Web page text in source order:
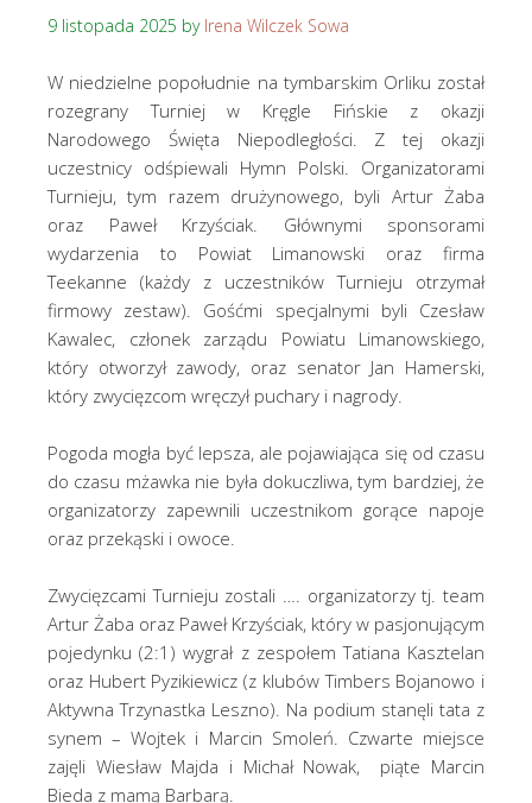
9 listopada 2025 by Irena Wilczek Sowa
W niedzielne popołudnie na tymbarskim Orliku został
rozegrany Turniej w Kręgle Fińskie z okazji
Narodowego Święta Niepodległości. Z tej okazji
uczestnicy odśpiewali Hymn Polski. Organizatorami
Turnieju, tym razem drużynowego, byli Artur Żaba
oraz Paweł Krzyściak. Głównymi sponsorami
wydarzenia to Powiat Limanowski oraz firma
Teekanne (każdy z uczestników Turnieju otrzymał
firmowy zestaw). Gośćmi specjalnymi byli Czesław
Kawalec, członek zarządu Powiatu Limanowskiego,
który otworzył zawody, oraz senator Jan Hamerski,
który zwycięzcom wręczył puchary i nagrody.
Pogoda mogła być lepsza, ale pojawiająca się od czasu
do czasu mżawka nie była dokuczliwa, tym bardziej, że
organizatorzy zapewnili uczestnikom gorące napoje
oraz przekąski i owoce.
Zwycięzcami Turnieju zostali …. organizatorzy tj. team
Artur Żaba oraz Paweł Krzyściak, który w pasjonującym
pojedynku (2:1) wygrał z zespołem Tatiana Kasztelan
oraz Hubert Pyzikiewicz (z klubów Timbers Bojanowo i
Aktywna Trzynastka Leszno). Na podium stanęli tata z
synem – Wojtek i Marcin Smoleń. Czwarte miejsce
zajęli Wiesław Majda i Michał Nowak, piąte Marcin
Bieda z mamą Barbarą.